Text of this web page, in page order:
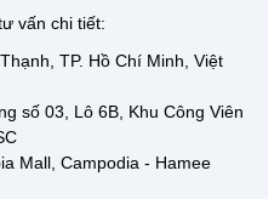
vấn chi tiết:
TP. Hồ Chí Minh, Việt
số 03, Lô 6B, Khu Công Viên
Mall, Campodia - Hamee